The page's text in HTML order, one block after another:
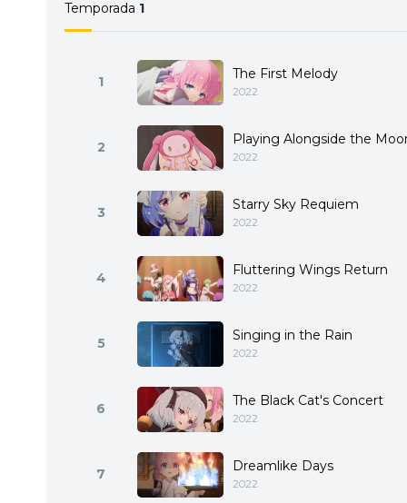
Temporada 1
1 The First Melody
2022
2 Playing Alongside the
2022
3 Starry Sky Requiem
2022
4 Fluttering Wings Return
2022
5 Singing in the Rain
2022
6 The Black Cat's Concert
2022
7 Dreamlike Days
2022